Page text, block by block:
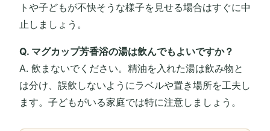
トや子どもが不快そうな様子を見せる場合はすぐに中
止しましょう。
Q. マグカップ芳香浴の湯は飲んでもよいですか？
A. 飲まないでください。精油を入れた湯は飲み物と
は分け、誤飲しないようにラベルや置き場所を工夫し
ます。子どもがいる家庭では特に注意しましょう。